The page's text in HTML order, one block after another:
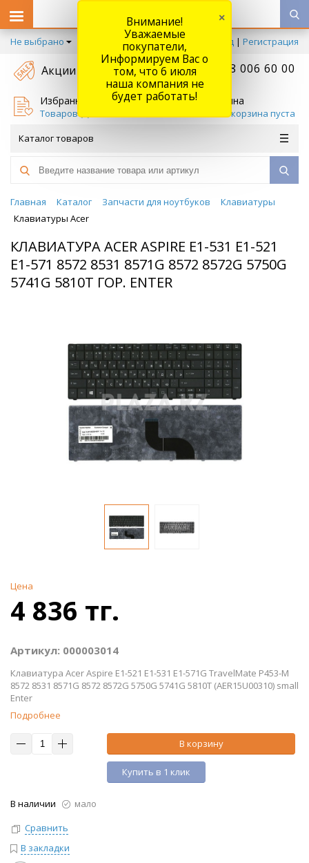
Не выбрано Вход | Регистрация
Акции +7 778 006 60 00
Избранное
Товаров (
Корзина
Ваша корзина пуста
Каталог товаров
Главная Каталог Запчасти для ноутбуков
Клавиатуры
Клавиатуры Acer
КЛАВИАТУРА ACER ASPIRE E1-531 E1-521
E1-571 8572 8531 8571G 8572 8572G 5750G
5741G 5810T ГОР. ENTER
Цена
4 836 тг.
Артикул: 000003014
Клавиатура Acer Aspire E1-521 E1-531 E1-571G TravelMate P453-M
8572 8531 8571G 8572 8572G 5750G 5741G 5810T (AER15U00310) small
Enter
Подробнее
В корзину
Купить в 1 клик
В наличии
мало
Сравнить
В закладки
Внимание!
Уважаемые
покупатели,
Информируем Вас о
том, что 6 июля
наша компания не
будет работать!
×